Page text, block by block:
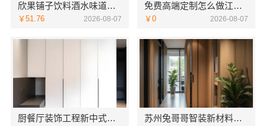
欣果铺子饮料酒水味道非常不错
￥51.76 2026-08-07
免费高端定制怎么做江苏东钢金属家居有限公司
￥0 2026-08-07
厨餐厅装饰工程新中式为什么江苏东钢金属家居有限公司 苏州兔哥哥智装新材料有限公司婚房设计施工一体化